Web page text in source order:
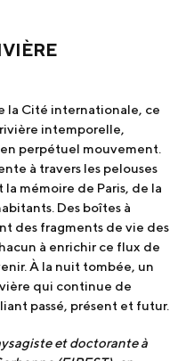
la Cité internationale, ce
intemporelle,
en perpétuel mouvement.
à travers les pelouses
mémoire de Paris, de la
Des boîtes à
des fragments de vie des
à enrichir ce flux de
À la nuit tombée, un
qui continue de
passé, présent et futur.
et doctorante à